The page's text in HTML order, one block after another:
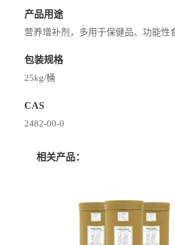
产品用途
营养增补剂，多用于保健品、功能性
包装规格
25kg/桶
CAS
2482-00-0
相关产品：